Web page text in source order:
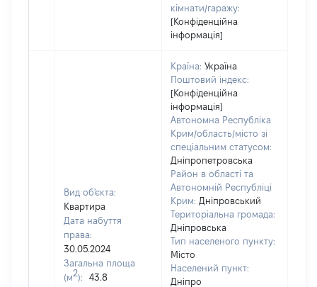
кімнати/гаражу:
[Конфіденційна
інформація]
Вид об'єкта:
Квартира
Дата набуття
права:
30.05.2024
Загальна площа
(м2):
43.8
Країна: Україна
Поштовий індекс:
[Конфіденційна
інформація]
Автономна Республіка
Крим/область/місто зі
спеціальним статусом:
Дніпропетровська
Район в області та
Автономній Республіці
Крим: Дніпровський
Територіальна громада:
Дніпровська
Тип населеного пункту:
Місто
Населений пункт:
Дніпро